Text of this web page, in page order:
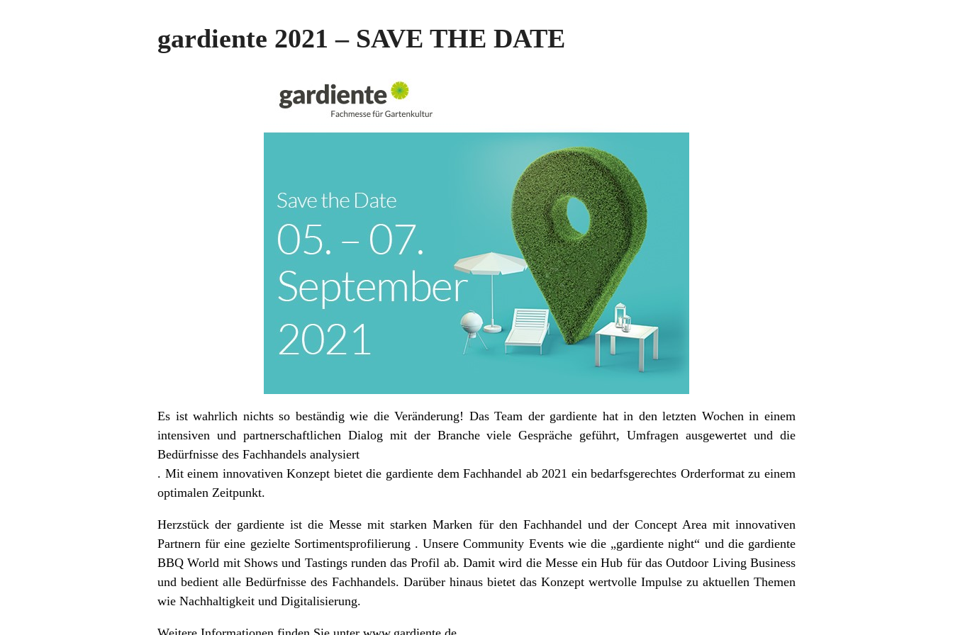
gardiente 2021 – SAVE THE DATE
Es ist wahrlich nichts so beständig wie die Veränderung! Das Team der gardiente hat in den letzten Wochen in einem
intensiven und partnerschaftlichen Dialog mit der Branche viele Gespräche geführt, Umfragen ausgewertet und die
Bedürfnisse des Fachhandels analysiert
. Mit einem innovativen Konzept bietet die gardiente dem Fachhandel ab 2021 ein bedarfsgerechtes Orderformat zu einem
optimalen Zeitpunkt.
Herzstück der gardiente ist die Messe mit starken Marken für den Fachhandel und der Concept Area mit innovativen
Partnern für eine gezielte Sortimentsprofilierung . Unsere Community Events wie die „gardiente night“ und die gardiente
BBQ World mit Shows und Tastings runden das Profil ab. Damit wird die Messe ein Hub für das Outdoor Living Business
und bedient alle Bedürfnisse des Fachhandels. Darüber hinaus bietet das Konzept wertvolle Impulse zu aktuellen Themen
wie Nachhaltigkeit und Digitalisierung.